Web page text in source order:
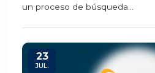
un proceso de búsqueda...
23
JUL.